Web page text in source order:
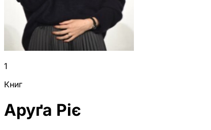
1
Книг
Аруґа Ріє